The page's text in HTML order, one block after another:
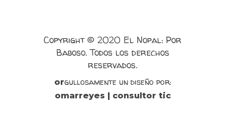
Copyright © 2020 El Nopal: Por
Baboso. Todos los derechos
reservados.
orgullosamente un diseño por:
omarreyes | consultor tic